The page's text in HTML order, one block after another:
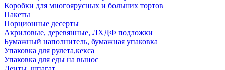
Коробки для многоярусных и больших тортов
Пакеты
Порционные десерты
Акриловые, деревянные, ЛХДФ подложки
Бумажный наполнитель, бумажная упаковка
Упаковка для рулета,кекса
Упаковка для еды на вынос